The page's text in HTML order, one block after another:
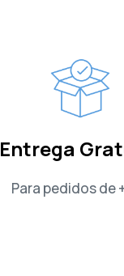
Entrega
Para pedidos de